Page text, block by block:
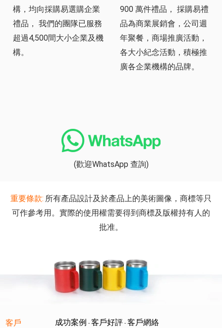
構，均向採購易選購企業
禮品， 我們的團隊已服務
超過4,500間大小企業及機
構。
900 萬件禮品， 採購易禮
品為商業展銷會，公司週
年聚餐，商場推廣活動，
各大小紀念活動，積極推
廣各企業機構的品牌。
(歡迎WhatsApp 查詢)
重要條款: 所有產品設計及於產品上的美術圖像，商標等只
可作參考用。實際的使用權需要得到商標及版權持有人的
批准。
客戶 成功案例 - 客戶好評 - 客戶網絡